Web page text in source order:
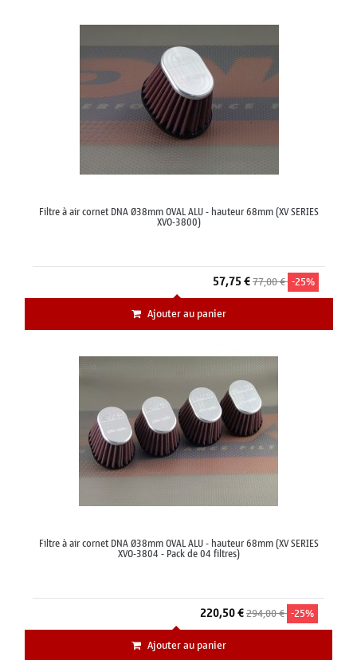
Filtre à air cornet DNA Ø38mm OVAL ALU - hauteur 68mm (XV SERIES
XVO-3800)
57,75 €77,00 € -25%
Ajouter au panier
Filtre à air cornet DNA Ø38mm OVAL ALU - hauteur 68mm (XV SERIES
XVO-3804 - Pack de 04 filtres)
220,50 €294,00 € -25%
Ajouter au panier